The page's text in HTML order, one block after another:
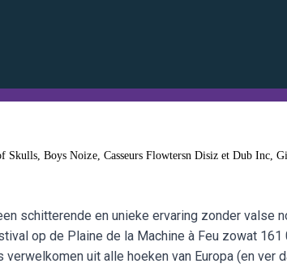
Skulls, Boys Noize, Casseurs Flowtersn Disiz et Dub Inc,
schitterende en unieke ervaring zonder valse
op de Plaine de la Machine à Feu zowat 161
uit alle hoeken van Europa (en ver